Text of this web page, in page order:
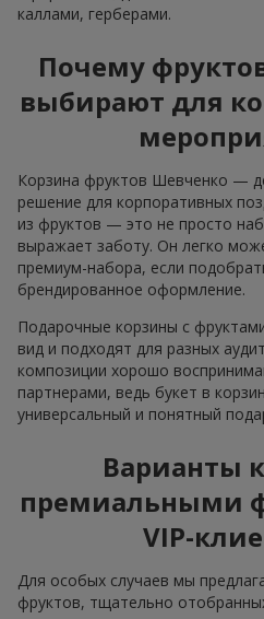
каллами, герберами.
Почему
выбирают для
Корзина фруктов Шевченко —
решение для корпоративных
из фруктов — это не просто
выражает заботу. Он легко
премиум-набора, если
брендированное оформление.
Подарочные корзины с
вид и подходят для разных
композиции хорошо
партнерами, ведь букет в
универсальный и понятный
Варианты
премиальными
VIP-
Для особых случаев мы
фруктов, тщательно